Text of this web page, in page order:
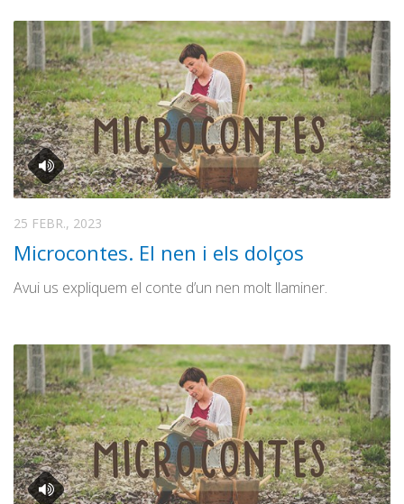
25 FEBR., 2023
Microcontes. El nen i els dolços
Avui us expliquem el conte d’un nen molt llaminer.